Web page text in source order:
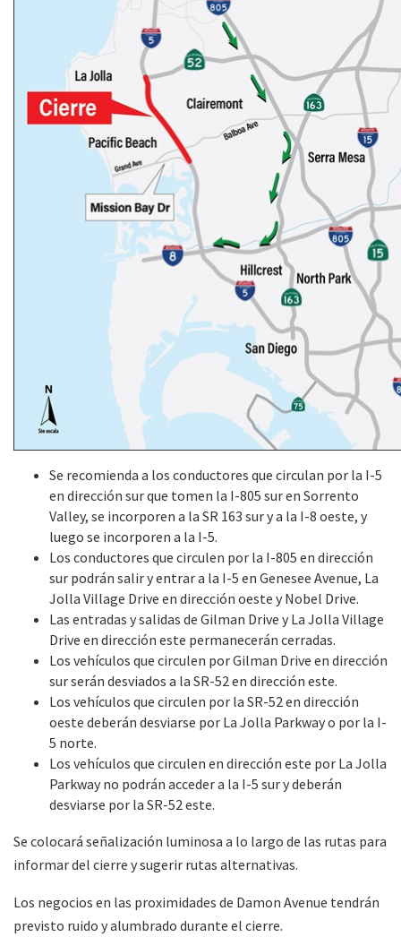
Se recomienda a los conductores que circulan por la I-5
en dirección sur que tomen la I-805 sur en Sorrento
Valley, se incorporen a la SR 163 sur y a la I-8 oeste, y
luego se incorporen a la I-5.
Los conductores que circulen por la I-805 en dirección
sur podrán salir y entrar a la I-5 en Genesee Avenue, La
Jolla Village Drive en dirección oeste y Nobel Drive.
Las entradas y salidas de Gilman Drive y La Jolla Village
Drive en dirección este permanecerán cerradas.
Los vehículos que circulen por Gilman Drive en dirección
sur serán desviados a la SR-52 en dirección este.
Los vehículos que circulen por la SR-52 en dirección
oeste deberán desviarse por La Jolla Parkway o por la I-
5 norte.
Los vehículos que circulen en dirección este por La Jolla
Parkway no podrán acceder a la I-5 sur y deberán
desviarse por la SR-52 este.
Se colocará señalización luminosa a lo largo de las rutas para
informar del cierre y sugerir rutas alternativas.
Los negocios en las proximidades de Damon Avenue tendrán
previsto ruido y alumbrado durante el cierre.